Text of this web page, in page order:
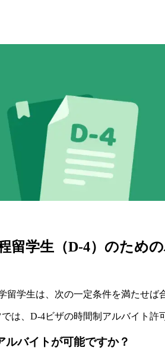
留学生（D-4）のため
留学生は、次の一定条件を満たせば
は、D-4ビザの時間制アルバイト
ルバイトが可能ですか？